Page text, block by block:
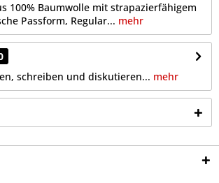
100% Baumwolle mit strapazierfähigem
Passform, Regular... mehr
schreiben und diskutieren... mehr